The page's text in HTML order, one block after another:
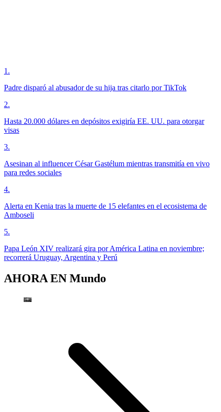
1 .
Padre disparó al abusador de su hija tras citarlo por TikTok
2.
Hasta 20.000 dólares en depósitos exigiría EE. UU. para otorgar
visas
3.
Asesinan al influencer César Gastélum mientras transmitía en vivo
para redes sociales
4.
Alerta en Kenia tras la muerte de 15 elefantes en el ecosistema de
Amboseli
5.
Papa León XIV realizará gira por América Latina en noviembre;
recorrerá Uruguay, Argentina y Perú
AHORA EN Mundo